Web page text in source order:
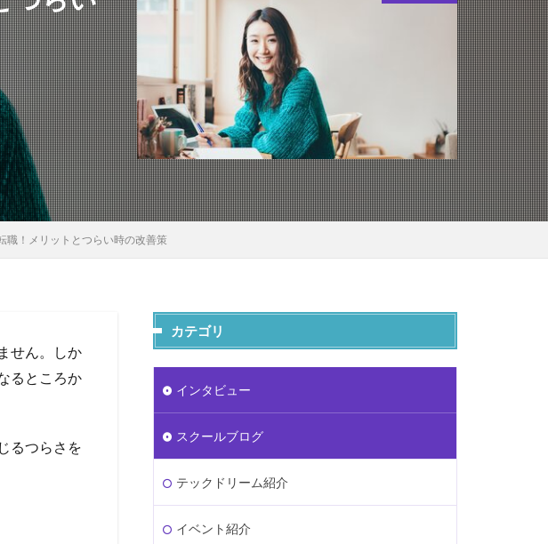
職！メリットとつらい時の改善策
せん。しか
るところか
るつらさを
カテゴリ
インタビュー
スクールブログ
テックドリーム紹介
イベント紹介